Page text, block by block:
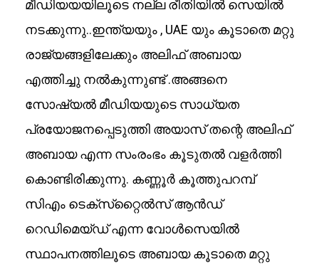
മീഡിയയയിലൂടെ നല്ല രീതിയിൽ സെയിൽ
നടക്കുന്നു..ഇന്ത്യയും , UAE യും കൂടാതെ മറ്റു
രാജ്യങ്ങളിലേക്കും അലിഫ് അബായ
എത്തിച്ചു നൽകുന്നുണ്ട് .അങ്ങനെ
സോഷ്യൽ മീഡിയയുടെ സാധ്യത
പ്രയോജനപ്പെടുത്തി അയാസ് തന്റെ അലിഫ്
അബായ എന്ന സംരംഭം കൂടുതൽ വളർത്തി
കൊണ്ടിരിക്കുന്നു. കണ്ണൂർ കൂത്തുപറമ്പ്
സിഎം ടെക്‌സ്‌റ്റൈൽസ് ആൻഡ്
റെഡിമെയ്ഡ് എന്ന വോൾസെയിൽ
സ്ഥാപനത്തിലൂടെ അബായ കൂടാതെ മറ്റു